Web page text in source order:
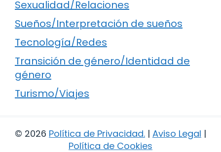
Sexualidad/Relaciones
Sueños/Interpretación de sueños
Tecnología/Redes
Transición de género/Identidad de
género
Turismo/Viajes
© 2026 Política de Privacidad. | Aviso Legal |
Política de Cookies